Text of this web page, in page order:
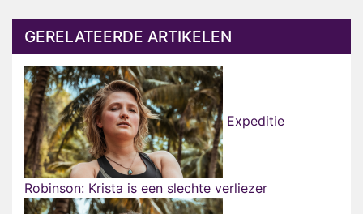
GERELATEERDE ARTIKELEN
Expeditie
Robinson: Krista is een slechte verliezer